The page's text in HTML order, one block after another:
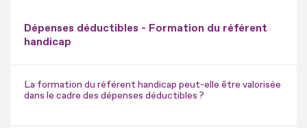
Dépenses déductibles - Formation du référent
handicap
La formation du référent handicap peut-elle être valorisée
dans le cadre des dépenses déductibles ?